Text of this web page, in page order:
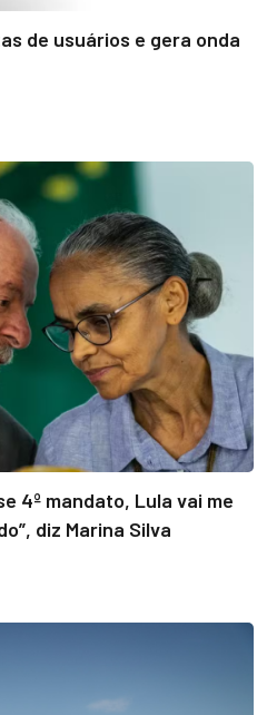
de usuários e gera onda
4º mandato, Lula vai me
diz Marina Silva